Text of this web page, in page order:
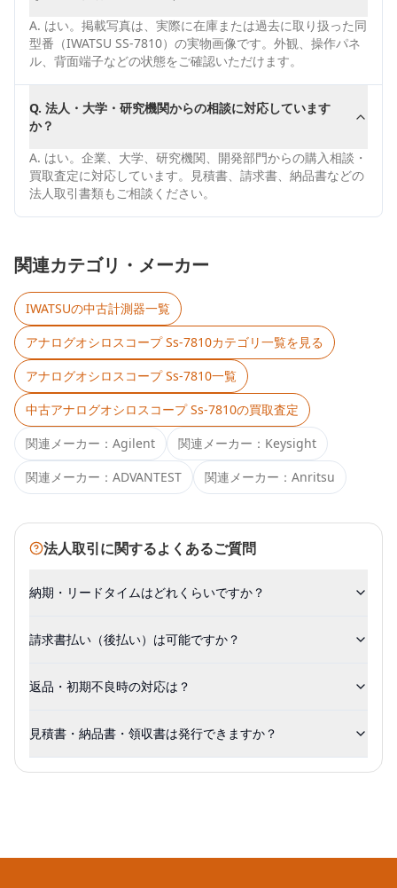
A. はい。掲載写真は、実際に在庫または過去に取り扱った同
型番（IWATSU SS-7810）の実物画像です。外観、操作パネ
ル、背面端子などの状態をご確認いただけます。
Q. 法人・大学・研究機関からの相談に対応しています
か？
A. はい。企業、大学、研究機関、開発部門からの購入相談・
買取査定に対応しています。見積書、請求書、納品書などの
法人取引書類もご相談ください。
関連カテゴリ・メーカー
IWATSUの中古計測器一覧
アナログオシロスコープ Ss-7810カテゴリ一覧を見る
アナログオシロスコープ Ss-7810一覧
中古アナログオシロスコープ Ss-7810の買取査定
関連メーカー： Agilent 関連メーカー： Keysight
関連メーカー： ADVANTEST 関連メーカー： Anritsu
法人取引に関するよくあるご質問
納期・リードタイムはどれくらいですか？
請求書払い（後払い）は可能ですか？
返品・初期不良時の対応は？
見積書・納品書・領収書は発行できますか？